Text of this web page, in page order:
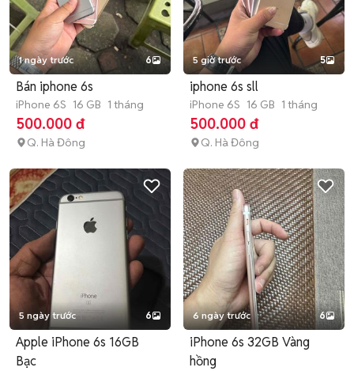
1 ngày trước 6
Bán iphone 6s
iPhone 6S 16 GB 1 tháng
500.000 đ
Q. Hà Đông
5 giờ trước 5
iphone 6s sll
iPhone 6S 16 GB 1 tháng
500.000 đ
Q. Hà Đông
5 ngày trước 6
Apple iPhone 6s 16GB
Bạc
6 ngày trước 6
iPhone 6s 32GB Vàng
hồng